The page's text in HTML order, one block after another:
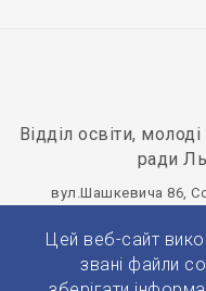
Цей веб-сайт
звані файли
Відділ освіти,
ради
вул.Шашкевича 86,